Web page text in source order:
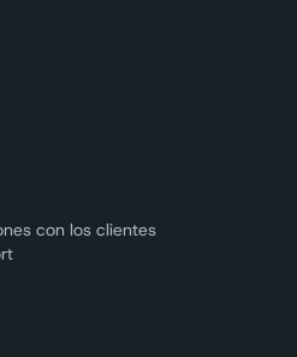
con los clientes